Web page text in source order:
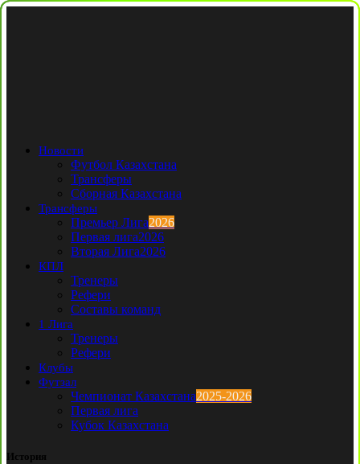
Новости
Футбол Казахстана
Трансферы
Сборная Казахстана
Трансферы
Премьер Лига2026
Первая лига2026
Вторая Лига2026
КПЛ
Тренеры
Рефери
Составы команд
1 Лига
Тренеры
Рефери
Клубы
Футзал
Чемпионат Казахстана2025-2026
Первая лига
Кубок Казахстана
История